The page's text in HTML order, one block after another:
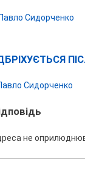
Павло Сидорченко
Сидорченко
не